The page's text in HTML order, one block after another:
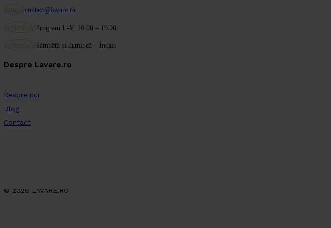
contact@lavare.ro
Program L-V: 10:00 – 19:00
Sâmbătă și dumincă – Închis
Despre Lavare.ro
Despre noi
Blog
Contact
© 2026 LAVARE.RO